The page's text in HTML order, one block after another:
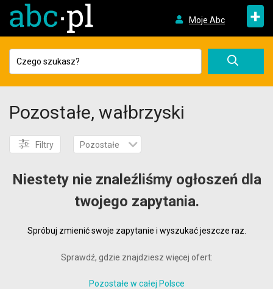
Moje Abc +
Pozostałe, wałbrzyski
Filtry Pozostałe
Niestety nie znaleźliśmy ogłoszeń dla
twojego zapytania.
Spróbuj zmienić swoje zapytanie i wyszukać jeszcze raz.
Sprawdź, gdzie znajdziesz więcej ofert:
Pozostałe w całej Polsce